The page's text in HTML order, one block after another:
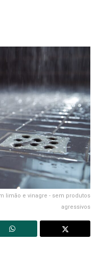
limão e vinagre - sem produtos
agressivos